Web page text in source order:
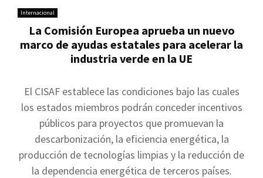
Internacional
La Comisión Europea aprueba un nuevo
marco de ayudas estatales para acelerar la
industria verde en la UE
El CISAF establece las condiciones bajo las cuales
los estados miembros podrán conceder incentivos
públicos para proyectos que promuevan la
descarbonización, la eficiencia energética, la
producción de tecnologías limpias y la reducción de
la dependencia energética de terceros países.